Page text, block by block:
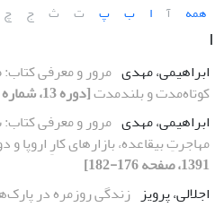
همه آ ا ب پ ت ث ج چ
ا
ابراهیمی، مهدی مرور و معرفی
کوتاه‌مدت و بلندمدت[دوره 13، شماره 3، 1391، صفحه 175-181]
ابراهیمی، مهدی مرور و معرفی کتاب:
مهاجرتِ بی‎قاعده، بازارهای کارِ اروپا و دولت رفاه
1391، صفحه 176-182]
اجلالی، پرویز